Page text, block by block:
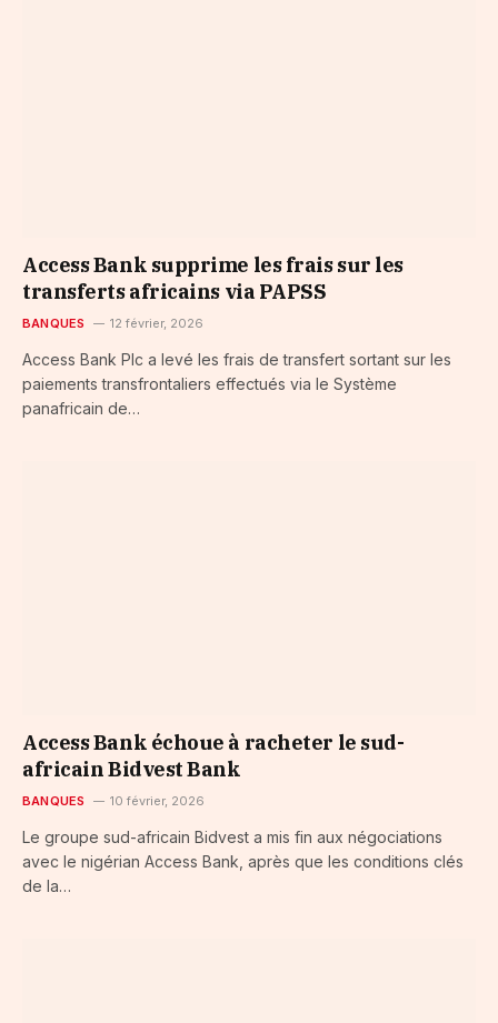
Access Bank supprime les frais sur les
transferts africains via PAPSS
BANQUES 12 février, 2026
Access Bank Plc a levé les frais de transfert sortant sur les
paiements transfrontaliers effectués via le Système
panafricain de…
Access Bank échoue à racheter le sud-
africain Bidvest Bank
BANQUES 10 février, 2026
Le groupe sud-africain Bidvest a mis fin aux négociations
avec le nigérian Access Bank, après que les conditions clés
de la…